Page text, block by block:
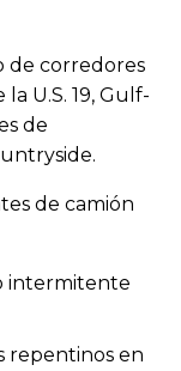
de corredores
U.S. 19, Gulf-
de
de camión
intermitente
repentinos en